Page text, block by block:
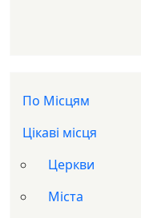
По Місцям
Цікаві місця
Церкви
Міста